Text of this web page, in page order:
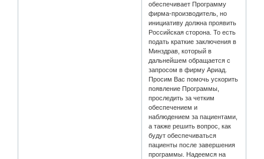
обеспечивает Программу
фирма-производитель, но
инициативу должна проявить
Российская сторона. То есть
подать краткие заключения в
Минздрав, который в
дальнейшем обращается с
запросом в фирму Ариад.
Просим Вас помочь ускорить
появление Программы,
проследить за четким
обеспечением и
наблюдением за пациентами,
а также решить вопрос, как
будут обеспечиваться
пациенты после завершения
программы. Надеемся на